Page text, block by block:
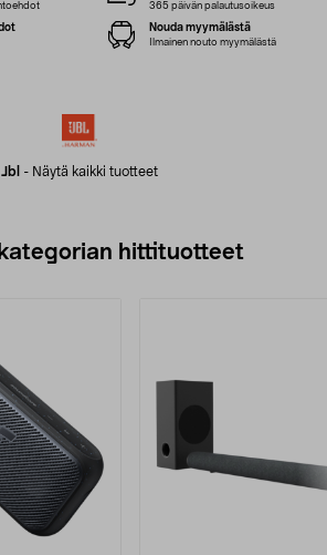
Jbl - Näytä kaikki tuotteet
365 päivän palautusoikeus
Nouda myymälästä
Ilmainen nouto myymälästä
hittituotteet